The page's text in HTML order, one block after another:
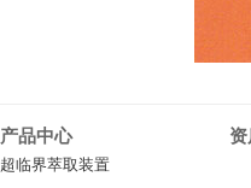
产品中心
超临界萃取装置